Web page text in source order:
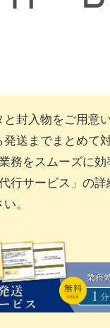
封入物をご用意
発送までまとめて
務をスムーズに
行サービス」の詳
。